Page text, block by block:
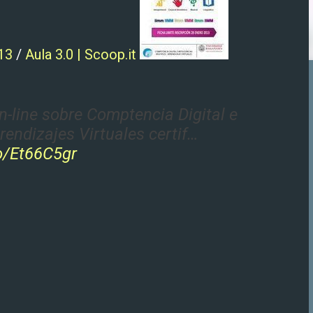
/ Aula 3.0 | Scoop.it
line sobre Comptencia Digital e
Virtuales certif…